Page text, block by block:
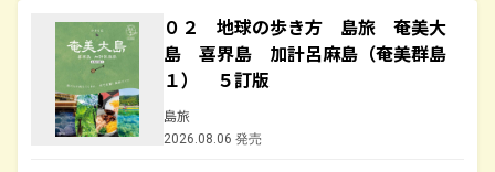
０２ 地球の歩き方 島旅 奄美大
島 喜界島 加計呂麻島（奄美群島
１） ５訂版
島旅
2026.08.06 発売